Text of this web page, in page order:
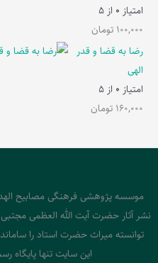
امتیاز 0 از 5
100,000 تومان
رضا به قضا و قدر
الهی
امتیاز 0 از 5
160,000 تومان
نشر آثار حضرت آیت الله العظمی مجتبی
توانسته میراث حضرت استاد را
این سایت تنها پایگاه